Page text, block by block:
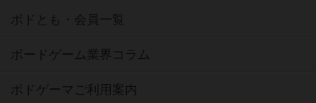
ボドとも・会員一覧
ボードゲーム業界コラム
ボドゲーマご利用案内